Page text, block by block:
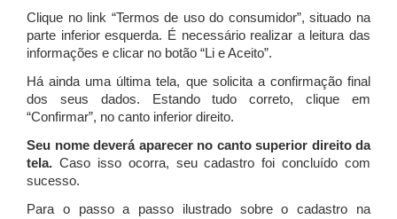
Clique no link “Termos de uso do consumidor”, situado na
parte inferior esquerda. É necessário realizar a leitura das
informações e clicar no botão “Li e Aceito”.
Há ainda uma última tela, que solicita a confirmação final
dos seus dados. Estando tudo correto, clique em
“Confirmar”, no canto inferior direito.
Seu nome deverá aparecer no canto superior direito da
tela. Caso isso ocorra, seu cadastro foi concluído com
sucesso.
Para o passo a passo ilustrado sobre o cadastro na